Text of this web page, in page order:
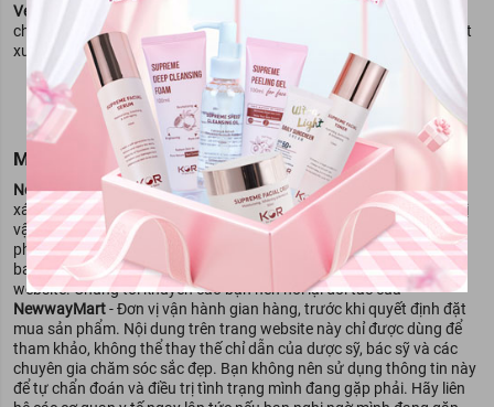
Vedette
tập trung vào phát triển sản phẩm từ 2 dòng đất sét
chính: Đất sét truyền thống (dành cho da dầu/mụn) và Đất sét chiết
xuất (dành cho da thường/khô).
MIỄN TRỪ TRÁCH NGHIỆM
NewwayMart luôn cố gắng đảm bảo rằng mọi thông tin đều chính
xác khi đưa lên website, nhưng đôi khi đối tác của chúng tôi - Đơn vị
vận hành gian hàng chưa kịp cập nhật thông tin mới nhất của sản
phẩm vì lý do nhà sản xuất có thể thay đổi thành phần sản phẩm,
bao bì thiết kế cũng có thể khác biệt với những gì được mô tả trên
website. Chúng tôi khuyến cáo bạn nên hỏi lại đối tác của
NewwayMart- Đơn vị vận hành gian hàng, trước khi quyết định đặt
mua sản phẩm. Nội dung trên trang website này chỉ được dùng để
tham khảo, không thể thay thế chỉ dẫn của dược sỹ, bác sỹ và các
chuyên gia chăm sóc sắc đẹp. Bạn không nên sử dụng thông tin này
để tự chẩn đoán và điều trị tình trạng mình đang gặp phải. Hãy liên